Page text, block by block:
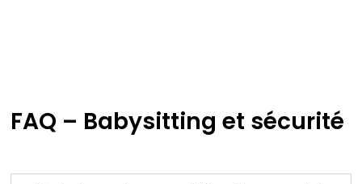
FAQ – Babysitting et sécurité